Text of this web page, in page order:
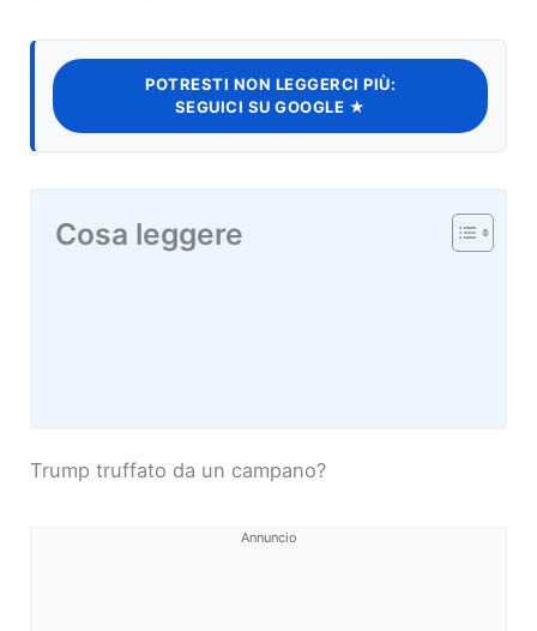
POTRESTI NON LEGGERCI PIÙ:
SEGUICI SU GOOGLE ★
Cosa leggere
Trump truffato da un campano?
Annuncio